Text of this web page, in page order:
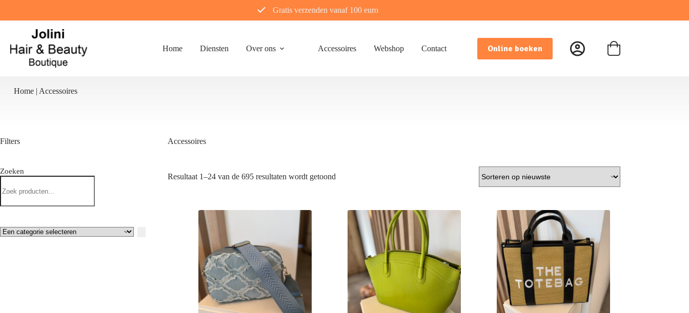
de
Gratis verzenden vanaf 100 euro
Home Diensten Over ons Accessoires Webshop Contact Online boeken Winkelwagen
Home | Accessoires
Accessoires
Resultaat 1–24 van de 695 resultaten wordt getoondGesorteerd
Filters
Zoeken
Een
categorie